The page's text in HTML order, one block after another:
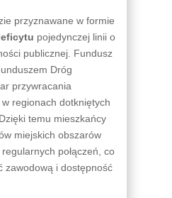
przyznawane w formie
pojedynczej linii o
publicznej. Fundusz
Dróg
przywracania
regionach dotkniętych
temu mieszkańcy
miejskich obszarów
połączeń, co
zawodową i dostępność